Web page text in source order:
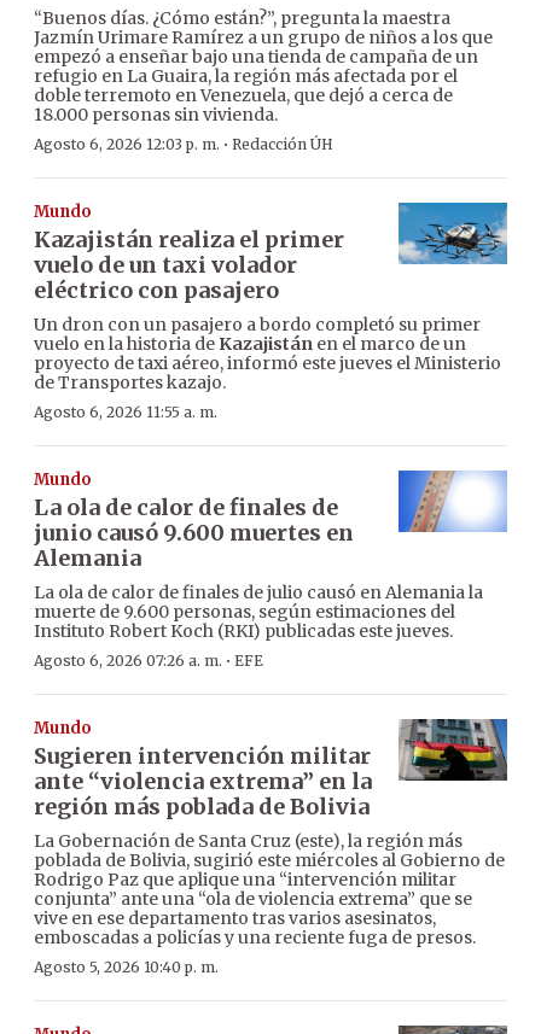
“Buenos días. ¿Cómo están?”, pregunta la maestra
Jazmín Urimare Ramírez a un grupo de niños a los que
empezó a enseñar bajo una tienda de campaña de un
refugio en La Guaira, la región más afectada por el
doble terremoto en Venezuela, que dejó a cerca de
18.000 personas sin vivienda.
Agosto 6, 2026 12:03 p. m. · Redacción ÚH
Mundo
Kazajistán realiza el primer
vuelo de un taxi volador
eléctrico con pasajero
Un dron con un pasajero a bordo completó su primer
vuelo en la historia de Kazajistán en el marco de un
proyecto de taxi aéreo, informó este jueves el Ministerio
de Transportes kazajo.
Agosto 6, 2026 11:55 a. m.
Mundo
La ola de calor de finales de
junio causó 9.600 muertes en
Alemania
La ola de calor de finales de julio causó en Alemania la
muerte de 9.600 personas, según estimaciones del
Instituto Robert Koch (RKI) publicadas este jueves.
Agosto 6, 2026 07:26 a. m. · EFE
Mundo
Sugieren intervención militar
ante “violencia extrema” en la
región más poblada de Bolivia
La Gobernación de Santa Cruz (este), la región más
poblada de Bolivia, sugirió este miércoles al Gobierno de
Rodrigo Paz que aplique una “intervención militar
conjunta” ante una “ola de violencia extrema” que se
vive en ese departamento tras varios asesinatos,
emboscadas a policías y una reciente fuga de presos.
Agosto 5, 2026 10:40 p. m.